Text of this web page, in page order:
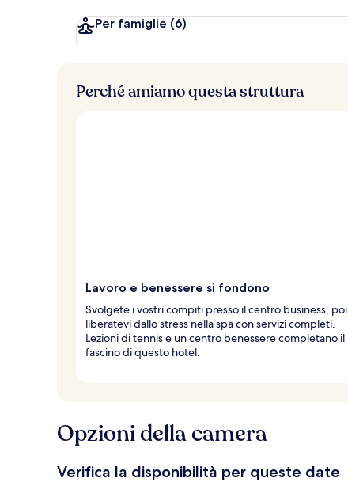
Per famiglie (6)
Perché amiamo questa struttura
Lavoro e benessere si fondono
Svolgete i vostri compiti presso il centro business, poi
liberatevi dallo stress nella spa con servizi completi.
Lezioni di tennis e un centro benessere completano il
fascino di questo hotel.
Opzioni della camera
Verifica la disponibilità per queste date